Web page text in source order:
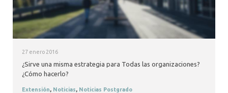
27 enero 2016
¿Sirve una misma estrategia para Todas las organizaciones?
¿Cómo hacerlo?
Extensión, Noticias, Noticias Postgrado